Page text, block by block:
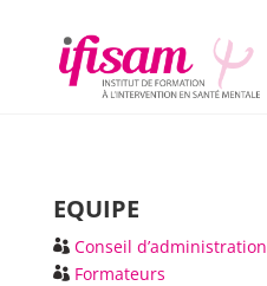
EQUIPE
Conseil d’administration
Formateurs